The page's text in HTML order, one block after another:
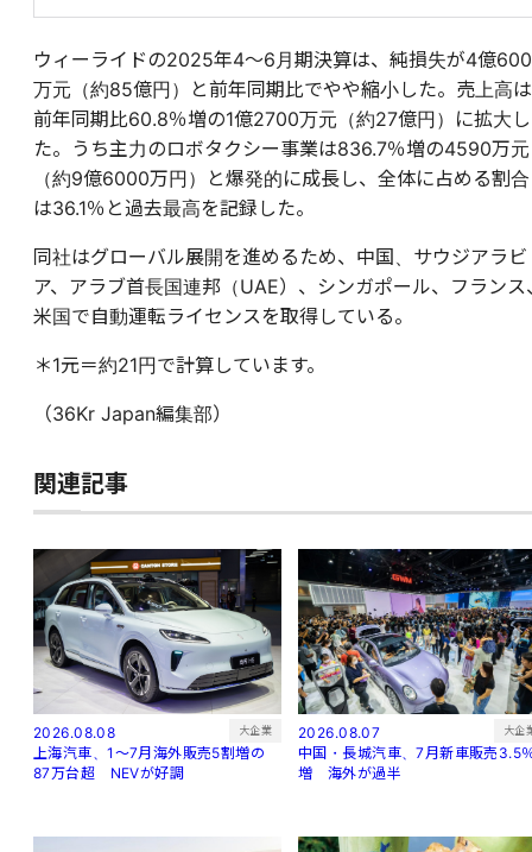
ウィーライドの2025年4～6月期決算は、純損失が4億600
万元（約85億円）と前年同期比でやや縮小した。売上高は
前年同期比60.8％増の1億2700万元（約27億円）に拡大し
た。うち主力のロボタクシー事業は836.7％増の4590万元
（約9億6000万円）と爆発的に成長し、全体に占める割合
は36.1％と過去最高を記録した。
同社はグローバル展開を進めるため、中国、サウジアラビ
ア、アラブ首長国連邦（UAE）、シンガポール、フランス
米国で自動運転ライセンスを取得している。
＊1元＝約21円で計算しています。
（36Kr Japan編集部）
関連記事
2026.08.08 大企業
上海汽車、1～7月海外販売5割増の
87万台超 NEVが好調
2026.08.07 大企
中国・長城汽車、7月新車販売3.5
増 海外が過半